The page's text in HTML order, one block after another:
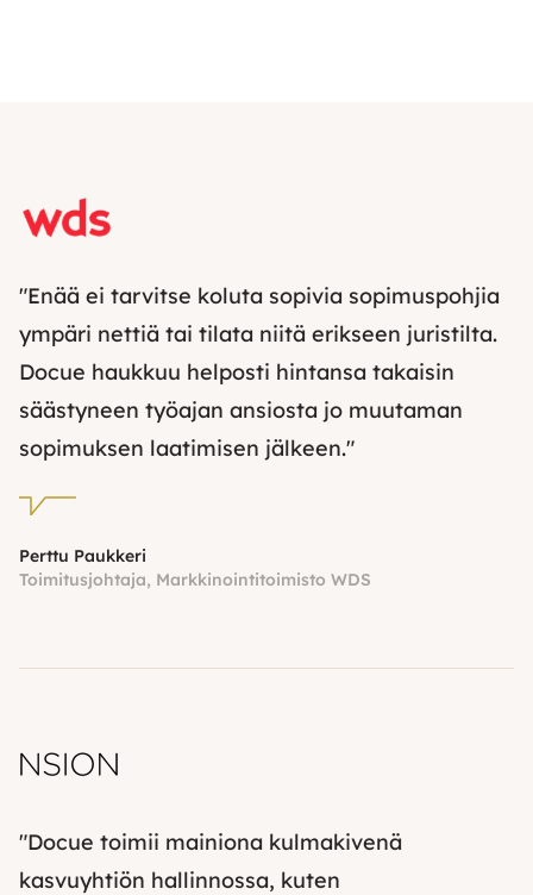
"Enää ei tarvitse koluta sopivia sopimuspohjia
ympäri nettiä tai tilata niitä erikseen juristilta.
Docue haukkuu helposti hintansa takaisin
säästyneen työajan ansiosta jo muutaman
sopimuksen laatimisen jälkeen."
Perttu Paukkeri
Toimitusjohtaja, Markkinointitoimisto WDS
"Docue toimii mainiona kulmakivenä
kasvuyhtiön hallinnossa, kuten